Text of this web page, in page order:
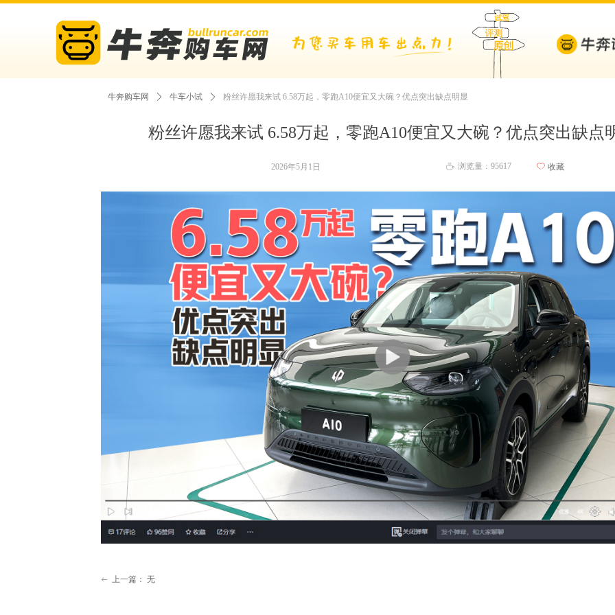
粉丝许愿我来试 6.58万起，零跑A10便宜又大碗？优点突出缺点
牛奔购车网 ꄲ 牛车小试 ꄲ 粉丝许愿我来试 6.58万起，零跑A10便宜又大碗？优点突出缺点明显
2026年5月1日 ꄘ 浏览量：95617 ꄀ 收藏
ꂃ 上一篇： 无